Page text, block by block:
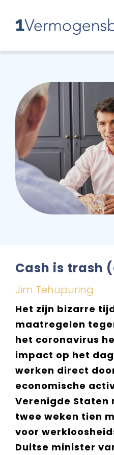
Cash is trash
Jim Tehupuring
Het zijn bizarre
maatregelen
het coronavirus
impact op het
werken direct
economische
Verenigde Staten
twee weken tien
voor
Duitse minister